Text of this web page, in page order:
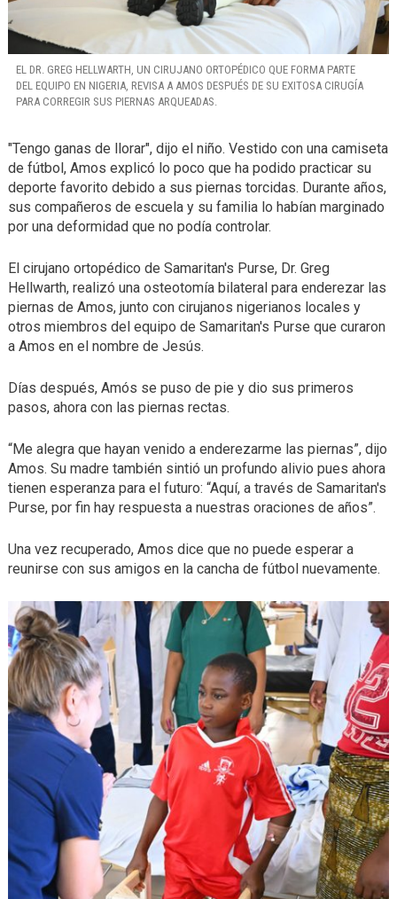
EL DR. GREG HELLWARTH, UN CIRUJANO ORTOPÉDICO QUE FORMA PARTE
DEL EQUIPO EN NIGERIA, REVISA A AMOS DESPUÉS DE SU EXITOSA CIRUGÍA
PARA CORREGIR SUS PIERNAS ARQUEADAS.
"Tengo ganas de llorar", dijo el niño. Vestido con una camiseta
de fútbol, Amos explicó lo poco que ha podido practicar su
deporte favorito debido a sus piernas torcidas. Durante años,
sus compañeros de escuela y su familia lo habían marginado
por una deformidad que no podía controlar.
El cirujano ortopédico de Samaritan's Purse, Dr. Greg
Hellwarth, realizó una osteotomía bilateral para enderezar las
piernas de Amos, junto con cirujanos nigerianos locales y
otros miembros del equipo de Samaritan's Purse que curaron
a Amos en el nombre de Jesús.
Días después, Amós se puso de pie y dio sus primeros
pasos, ahora con las piernas rectas.
“Me alegra que hayan venido a enderezarme las piernas”, dijo
Amos. Su madre también sintió un profundo alivio pues ahora
tienen esperanza para el futuro: “Aquí, a través de Samaritan's
Purse, por fin hay respuesta a nuestras oraciones de años”.
Una vez recuperado, Amos dice que no puede esperar a
reunirse con sus amigos en la cancha de fútbol nuevamente.